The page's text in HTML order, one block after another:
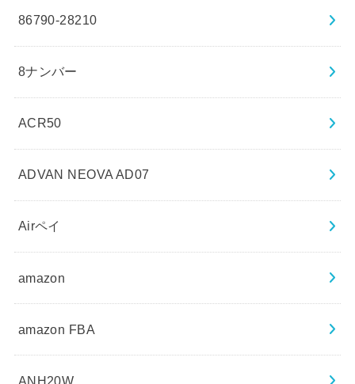
86790-28210
8ナンバー
ACR50
ADVAN NEOVA AD07
Airペイ
amazon
amazon FBA
ANH20W